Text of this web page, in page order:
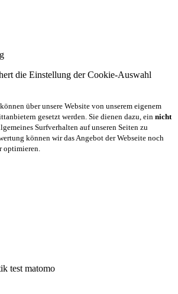
die Einstellung der Cookie-Auswahl
über unsere Website von unserem eigenem
gesetzt werden. Sie dienen dazu, ein nicht
Surfverhalten auf unseren Seiten zu
können wir das Angebot der Webseite noch
optimieren.
test matomo